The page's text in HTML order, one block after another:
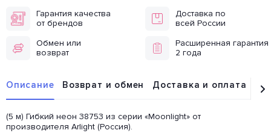
Гарантия качества
от брендов
Доставка по
всей России
Обмен или
возврат
Расширенная гарантия
2 года
Описание Возврат и обмен Доставка и оплата
(5 м) Гибкий неон 38753 из серии «Moonlight» от
производителя Arlight (Россия).